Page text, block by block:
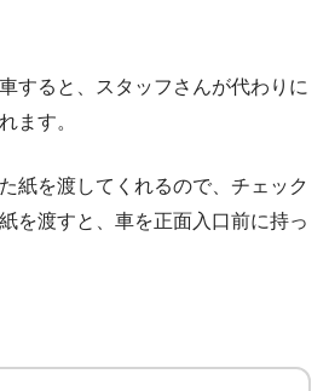
すると、スタッフさんが代わりに
ます。
紙を渡してくれるので、チェック
を渡すと、車を正面入口前に持っ